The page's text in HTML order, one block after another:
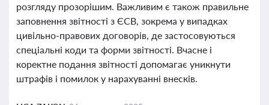
розгляду прозорішим. Важливим є також правильне
заповнення звітності з ЄСВ, зокрема у випадках
цивільно-правових договорів, де застосовуються
спеціальні коди та форми звітності. Вчасне і
коректне подання звітності допомагає уникнути
штрафів і помилок у нарахуванні внесків.